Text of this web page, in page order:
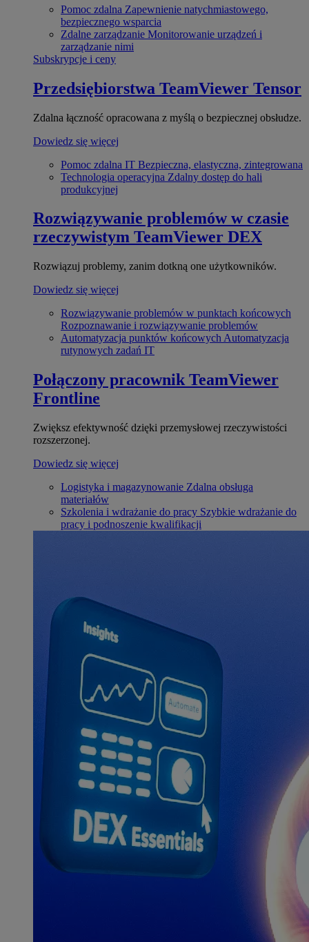
Pomoc zdalna Zapewnienie natychmiastowego,
bezpiecznego wsparcia
Zdalne zarządzanie Monitorowanie urządzeń i
zarządzanie nimi
Subskrypcje i ceny
Przedsiębiorstwa TeamViewer Tensor
Zdalna łączność opracowana z myślą o bezpiecznej obsłudze.
Dowiedz się więcej
Pomoc zdalna IT Bezpieczna, elastyczna, zintegrowana
Technologia operacyjna Zdalny dostęp do hali
produkcyjnej
Rozwiązywanie problemów w czasie
rzeczywistym TeamViewer DEX
Rozwiązuj problemy, zanim dotkną one użytkowników.
Dowiedz się więcej
Rozwiązywanie problemów w punktach końcowych
Rozpoznawanie i rozwiązywanie problemów
Automatyzacja punktów końcowych Automatyzacja
rutynowych zadań IT
Połączony pracownik TeamViewer
Frontline
Zwiększ efektywność dzięki przemysłowej rzeczywistości
rozszerzonej.
Dowiedz się więcej
Logistyka i magazynowanie Zdalna obsługa
materiałów
Szkolenia i wdrażanie do pracy Szybkie wdrażanie do
pracy i podnoszenie kwalifikacji